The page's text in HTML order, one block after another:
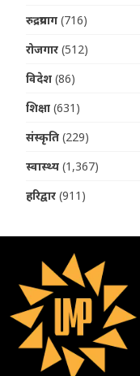
रुद्रप्रयाग (716)
रोजगार (512)
विदेश (86)
शिक्षा (631)
संस्कृति (229)
स्वास्थ्य (1,367)
हरिद्वार (911)